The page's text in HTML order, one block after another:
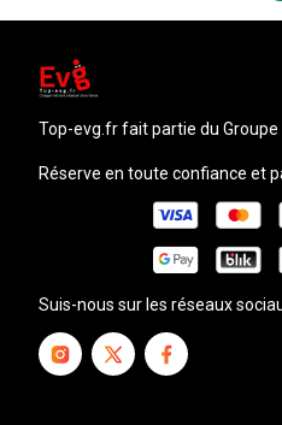
top-evg.frfait partie du Groupe
Réserve en toute confiance et
Suis-nous sur les réseaux